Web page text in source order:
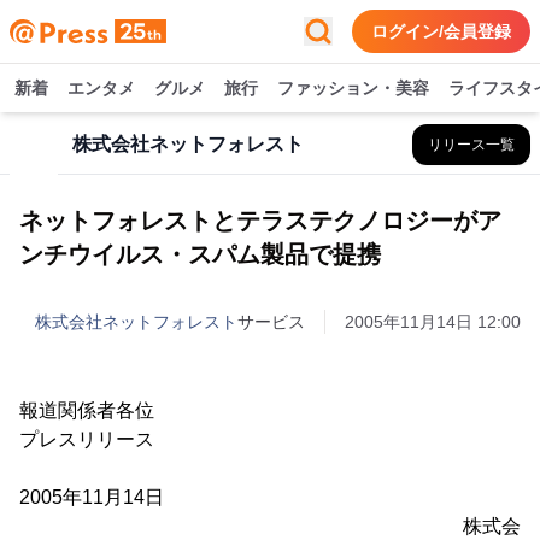
ログイン/会員登録
新着 エンタメ グルメ 旅行 ファッション・美容 ライフスタ
株式会社ネットフォレスト リリース一覧
ネットフォレストとテラステクノロジーがア
ンチウイルス・スパム製品で提携
株式会社ネットフォレストサービス 2005年11月14日 12:00
報道関係者各位
プレスリリース
2005年11月14日
株式会